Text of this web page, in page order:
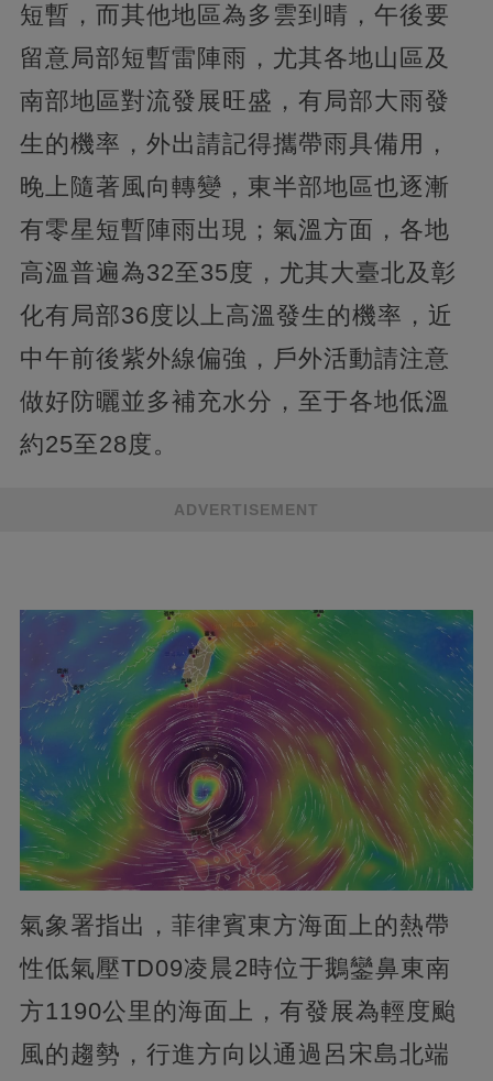
短暫，而其他地區為多雲到晴，午後要
留意局部短暫雷陣雨，尤其各地山區及
南部地區對流發展旺盛，有局部大雨發
生的機率，外出請記得攜帶雨具備用，
晚上隨著風向轉變，東半部地區也逐漸
有零星短暫陣雨出現；氣溫方面，各地
高溫普遍為32至35度，尤其大臺北及彰
化有局部36度以上高溫發生的機率，近
中午前後紫外線偏強，戶外活動請注意
做好防曬並多補充水分，至于各地低溫
約25至28度。
ADVERTISEMENT
氣象署指出，菲律賓東方海面上的熱帶
性低氣壓TD09凌晨2時位于鵝鑾鼻東南
方1190公里的海面上，有發展為輕度颱
風的趨勢，行進方向以通過呂宋島北端